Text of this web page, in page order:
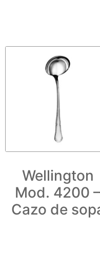
Wellington
Mod. 4200 –
Cazo de